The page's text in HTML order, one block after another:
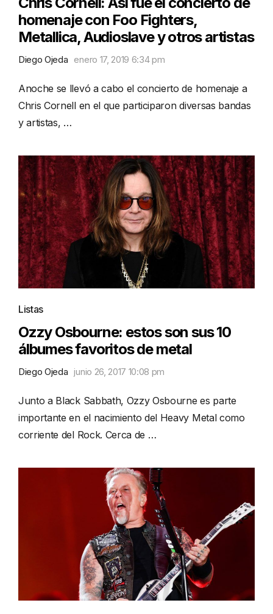
homenaje con Foo Fighters,
Metallica, Audioslave y otros artistas
Diego Ojeda enero 17, 2019 6:34 pm
Anoche se llevó a cabo el concierto de homenaje a
Chris Cornell en el que participaron diversas bandas
y artistas, …
Listas
Ozzy Osbourne: estos son sus 10
álbumes favoritos de metal
Diego Ojeda junio 26, 2017 10:08 pm
Junto a Black Sabbath, Ozzy Osbourne es parte
importante en el nacimiento del Heavy Metal como
corriente del Rock. Cerca de …